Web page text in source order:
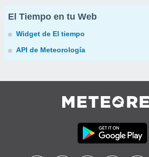
El Tiempo en tu Web
Widget de El tiempo
API de Meteorología